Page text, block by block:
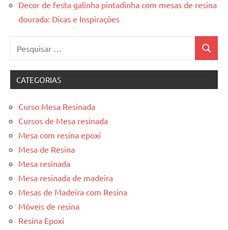
uma
mesa
de
jantar
para
lugares,
aqui
você
encontrará
que
precisa
para
transformar
Decor de festa galinha pintadinha com mesas de resina
dourada: Dicas e Inspirações
por:
CATEGORIAS
Curso Mesa Resinada
Cursos de Mesa resinada
Mesa com resina epoxi
Mesa de Resina
Mesa resinada
Mesa resinada de madeira
Mesas de Madeira com Resina
Móveis de resina
Resina Epoxi